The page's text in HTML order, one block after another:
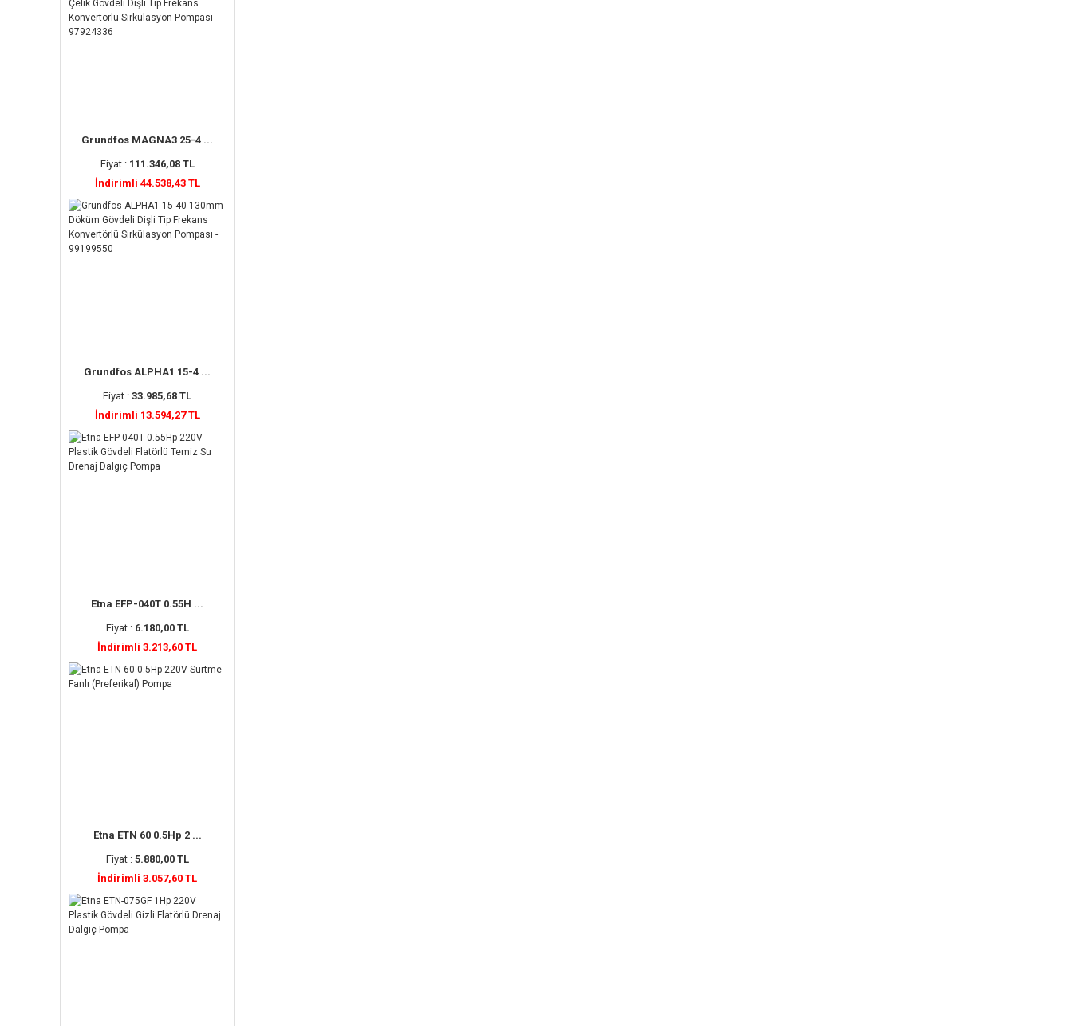
Grundfos MAGNA3 25-4 ...
Fiyat : 111.346,08 TL
İndirimli 44.538,43 TL
Grundfos ALPHA1 15-4 ...
Fiyat :33.985,68 TL
İndirimli 13.594,27 TL
Etna EFP-040T 0.55H ...
Fiyat : 6.180,00 TL
İndirimli 3.213,60 TL
Etna ETN 60 0.5Hp 2 ...
Fiyat : 5.880,00 TL
İndirimli 3.057,60 TL